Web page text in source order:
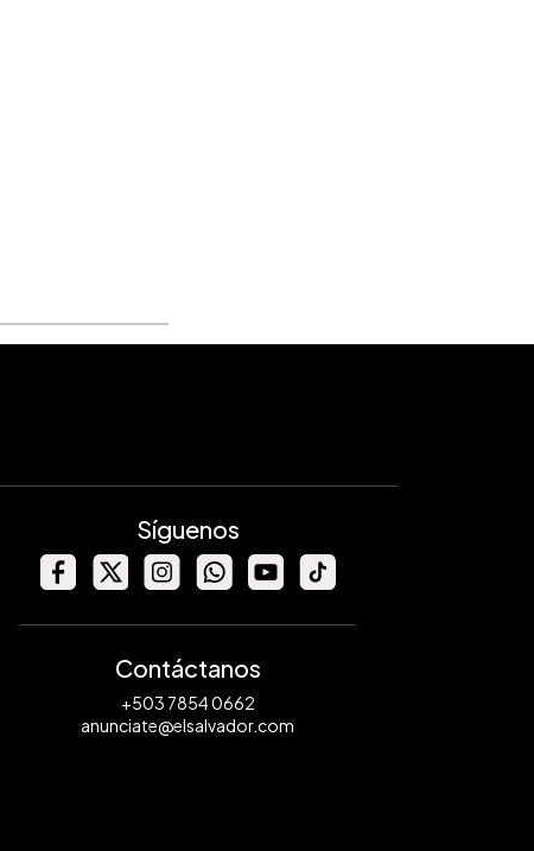
Síguenos
Contáctanos
+503 7854 0662
anunciate@elsalvador.com